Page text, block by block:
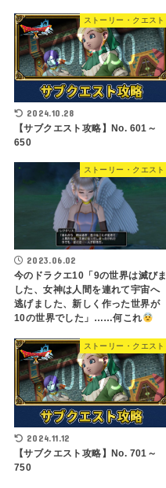
ストーリー・クエスト
2024.10.28
【サブクエスト攻略】No. 601～
650
ストーリー・クエスト
2023.06.02
今のドラクエ10「9の世界は滅びま
した、女神は人間を連れて宇宙へ
逃げました、新しく作った世界が
10の世界でした」……何これ
ストーリー・クエスト
2024.11.12
【サブクエスト攻略】No. 701～
750